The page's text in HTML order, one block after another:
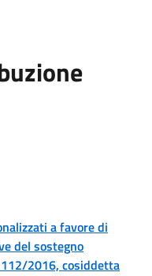
a favore di
del sostegno
2016, cosiddetta